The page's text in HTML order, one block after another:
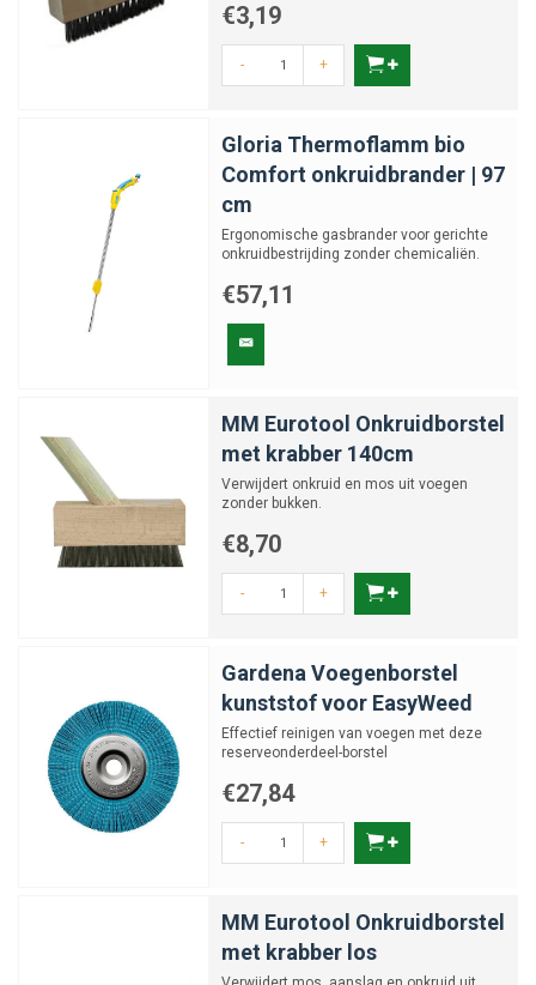
€3,19
- +
Gloria Thermoflamm bio
Comfort onkruidbrander | 97
cm
Ergonomische gasbrander voor gerichte
onkruidbestrijding zonder chemicaliën.
€57,11
MM Eurotool Onkruidborstel
met krabber 140cm
Verwijdert onkruid en mos uit voegen
zonder bukken.
€8,70
- +
Gardena Voegenborstel
kunststof voor EasyWeed
Effectief reinigen van voegen met deze
reserveonderdeel-borstel
€27,84
- +
MM Eurotool Onkruidborstel
met krabber los